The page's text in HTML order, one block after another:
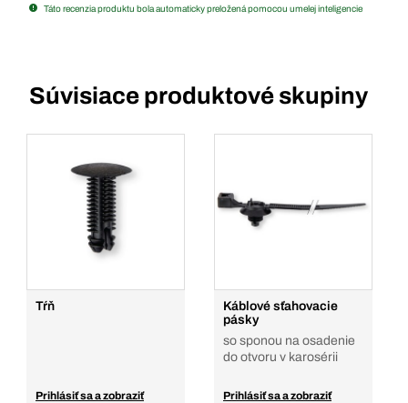
Táto recenzia produktu bola automaticky preložená pomocou umelej inteligencie
Súvisiace produktové skupiny
Tŕň
Prihlásiť sa a zobraziť
Káblové sťahovacie
pásky
so sponou na osadenie
do otvoru v karosérii
Prihlásiť sa a zobraziť